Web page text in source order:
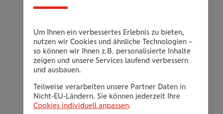
1 Heilmassage (25 Minuten) oder
1 Medizinische Fußpflege oder
Fußreflexzonentherapie
1 Ganzkörperpeeling mit pflegender
Feuchtigkeitslotion zum Regenerieren
2 Ganzkörperdunstwickel
Fuß-Fit-Parcours (von Mai bis September)
Um Ihnen ein verbessertes Erlebnis zu bieten,
nutzen wir Cookies und ähnliche Technologien –
so können wir Ihnen z.B. personalisierte Inhalte
zeigen und unsere Services laufend verbessern
und ausbauen.
Teilweise verarbeiten unsere Partner Daten in
Nicht-EU-Ländern. Sie können jederzeit Ihre
Cookies individuell anpassen.